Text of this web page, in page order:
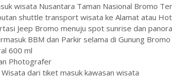
wisata Nusantara Taman Nasional Bromo
shuttle transport wisata ke Alamat atau
Jeep Bromo menuju spot sunrise dan
BBM dan Parkir selama di Gunung Bromo
600 ml
Photografer
Wisata dari tiket masuk kawasan wisata